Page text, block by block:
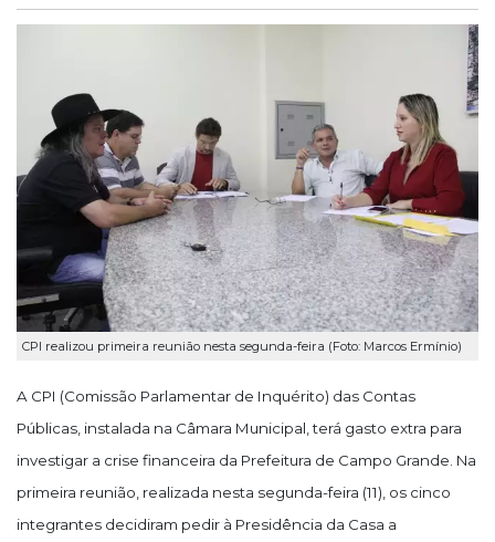
CPI realizou primeira reunião nesta segunda-feira (Foto: Marcos Ermínio)
A CPI (Comissão Parlamentar de Inquérito) das Contas
Públicas, instalada na Câmara Municipal, terá gasto extra para
investigar a crise financeira da Prefeitura de Campo Grande. Na
primeira reunião, realizada nesta segunda-feira (11), os cinco
integrantes decidiram pedir à Presidência da Casa a